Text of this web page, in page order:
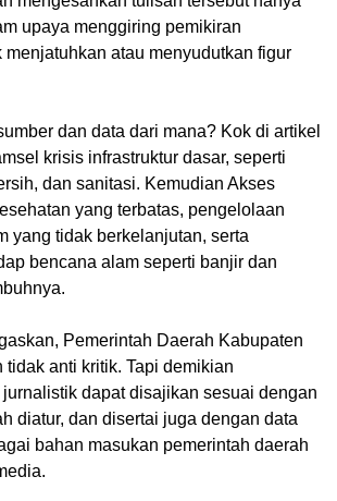
upaya menggiring pemikiran
menjatuhkan atau menyudutkan figur
dan data dari mana? Kok di artikel
krisis infrastruktur dasar, seperti
dan sanitasi. Kemudian Akses
yang terbatas, pengelolaan
yang tidak berkelanjutan, serta
bencana alam seperti banjir dan
Pemerintah Daerah Kabupaten
tidak anti kritik. Tapi demikian
dapat disajikan sesuai dengan
diatur, dan disertai juga dengan data
bahan masukan pemerintah daerah